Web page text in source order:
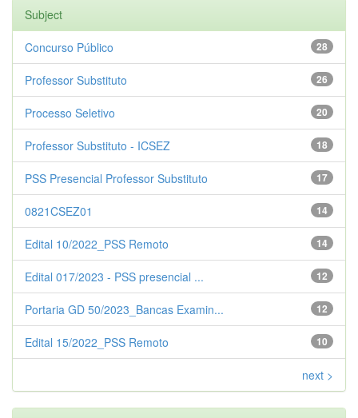
Subject
28
Concurso Público
26
Professor Substituto
20
Processo Seletivo
18
Professor Substituto - ICSEZ
17
PSS Presencial Professor Substituto
14
0821CSEZ01
14
Edital 10/2022_PSS Remoto
12
Edital 017/2023 - PSS presencial ...
12
Portaria GD 50/2023_Bancas Examin...
10
Edital 15/2022_PSS Remoto
next >